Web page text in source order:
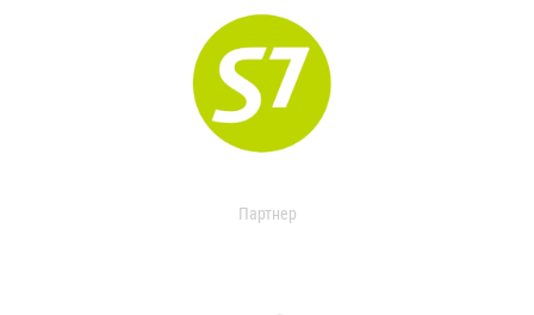
Партнер